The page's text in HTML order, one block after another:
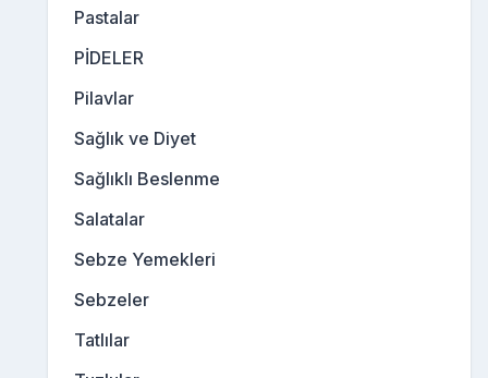
Pastalar
PİDELER
Pilavlar
Sağlık ve Diyet
Sağlıklı Beslenme
Salatalar
Sebze Yemekleri
Sebzeler
Tatlılar